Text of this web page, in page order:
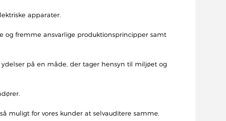
apparater.
og fremme ansvarlige produktionsprincipper samt
ydelser på en måde, der tager hensyn til miljøet og
muligt for vores kunder at selvauditere samme.